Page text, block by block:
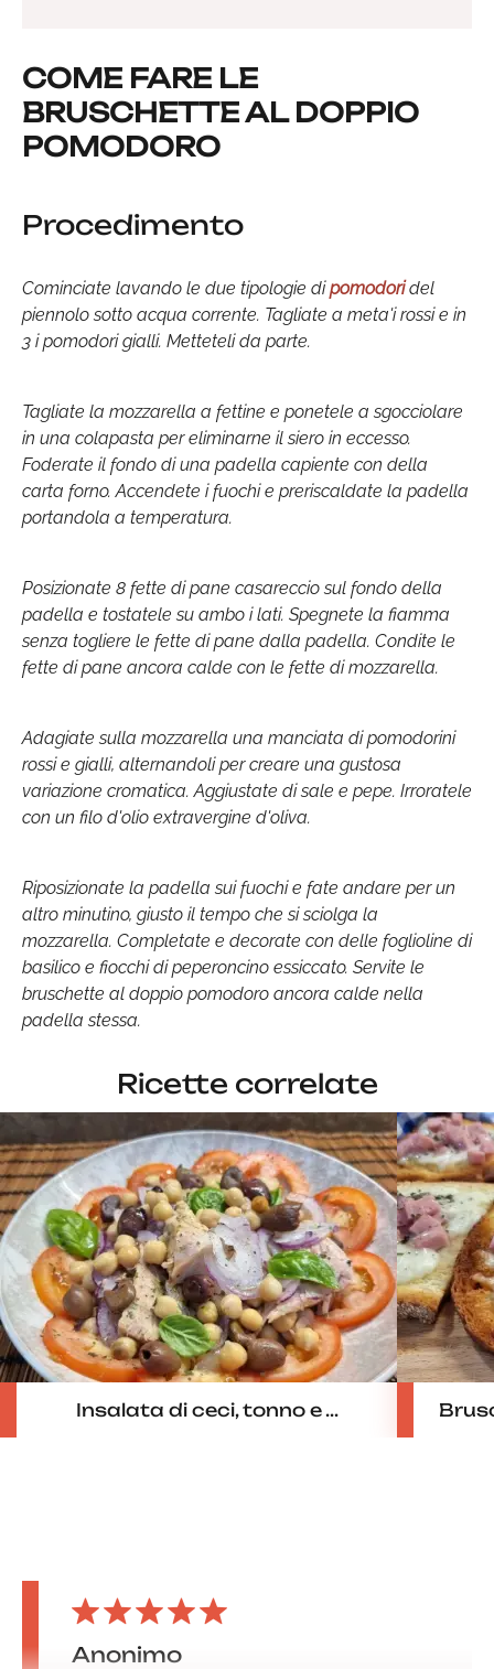
COME FARE LE
BRUSCHETTE AL DOPPIO
POMODORO
Procedimento
Cominciate lavando le due tipologie dipomodoridel
piennolo sotto acqua corrente. Tagliate a meta'i rossi e in
3 i pomodori gialli. Metteteli da parte.
Tagliate la mozzarella a fettine e ponetele a sgocciolare
in una colapasta per eliminarne il siero in eccesso.
Foderate il fondo di una padella capiente con della
carta forno. Accendete i fuochi e preriscaldate la padella
portandola a temperatura.
Posizionate 8 fette di pane casareccio sul fondo della
padella e tostatele su ambo i lati. Spegnete la fiamma
senza togliere le fette di pane dalla padella. Condite le
fette di pane ancora calde con le fette di mozzarella.
Adagiate sulla mozzarella una manciata di pomodorini
rossi e gialli, alternandoli per creare una gustosa
variazione cromatica. Aggiustate di sale e pepe. Irroratele
con un filo d'olio extravergine d'oliva.
Riposizionate la padella sui fuochi e fate andare per un
altro minutino, giusto il tempo che si sciolga la
mozzarella. Completate e decorate con delle foglioline di
basilico e fiocchi di peperoncino essiccato. Servite le
bruschette al doppio pomodoro ancora calde nella
padella stessa.
Ricette correlate
Insalata di ceci, tonno e ...
Anonimo